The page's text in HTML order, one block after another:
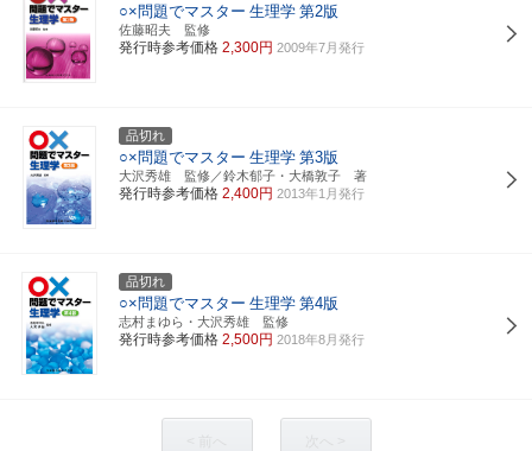
○×問題でマスター 生理学 第2版
佐藤昭夫 監修
発行時参考価格 2,300円 2009年7月発行
品切れ
○×問題でマスター 生理学 第3版
大沢秀雄 監修／鈴木郁子・大橋敦子 著
発行時参考価格 2,400円 2013年1月発行
品切れ
○×問題でマスター 生理学 第4版
志村まゆら・大沢秀雄 監修
発行時参考価格 2,500円 2018年8月発行